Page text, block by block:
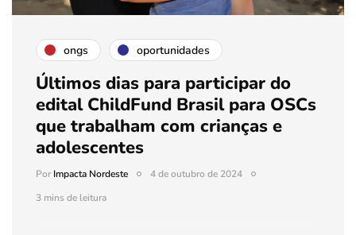
ongs oportunidades
Últimos dias para participar do
edital ChildFund Brasil para OSCs
que trabalham com crianças e
adolescentes
PorImpacta Nordeste
4 de outubro de 2024
3 mins de leitura